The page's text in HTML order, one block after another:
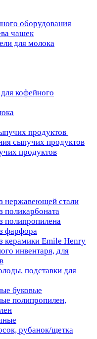
оборудования
чашек
для молока
кофейного
продуктов
сыпучих продуктов
продуктов
нержавеющей стали
поликарбоната
полипропилена
фарфора
керамики Emile Henry
инвентаря, для
подставки для
буковые
полипропилен,
рубанок/щетка